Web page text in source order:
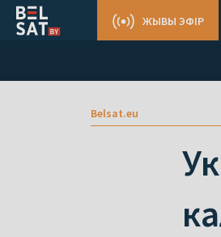
ЖЫВЫ ЭФІР
Belsat.eu